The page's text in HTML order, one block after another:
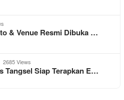
& Venue Resmi Dibuka …
2685 Views
Tangsel Siap Terapkan E…